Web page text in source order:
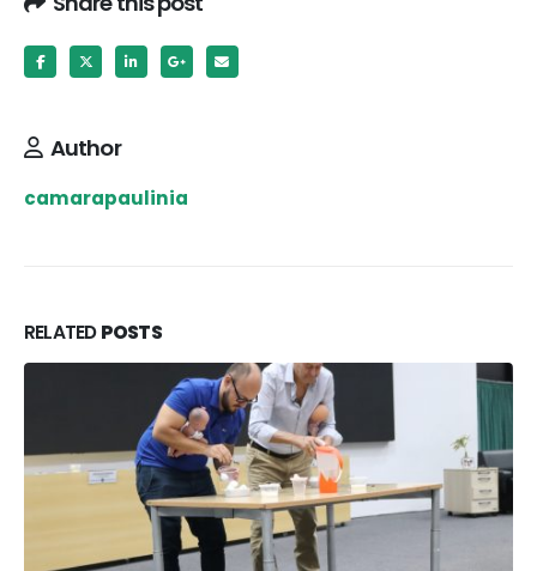
Author
camarapaulinia
RELATEDPOSTS